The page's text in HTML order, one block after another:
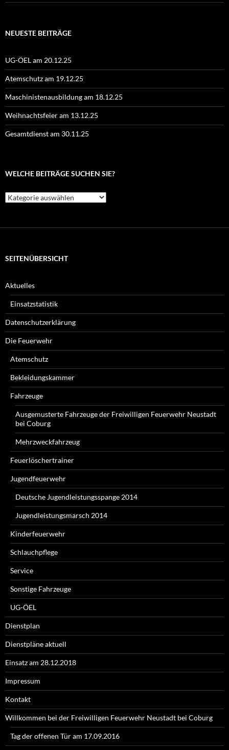
NEUESTE BEITRÄGE
UG-ÖEL am 20.12.25
Atemschutz am 19.12.25
Maschinistenausbildung am 18.12.25
Weihnachtsfeier am 13.12.25
Gesamtdienst am 30.11.25
WELCHE BEITRÄGE SUCHEN SIE?
Welche
Beiträge
SEITENÜBERSICHT
Aktuelles
Einsatzstatistik
Datenschutzerklärung
Die Feuerwehr
Atemschutz
Bekleidungskammer
Fahrzeuge
Ausgemusterte Fahrzeuge der Freiwilligen Feuerwehr Neustadt
bei Coburg
Mehrzweckfahrzeug
Feuerlöschertrainer
Jugendfeuerwehr
Deutsche Jugendleistungsspange 2014
Jugendleistungsmarsch 2014
Kinderfeuerwehr
Schlauchpflege
Service
Sonstige Fahrzeuge
UG-ÖEL
Dienstplan
Dienstpläne aktuell
Einsatz am 28.12.2018
Impressum
Kontakt
Willkommen bei der Freiwilligen Feuerwehr Neustadt bei Coburg
Tag der offenen Tür am 17.09.2016